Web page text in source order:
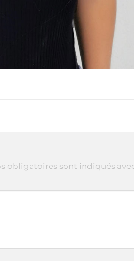
obligatoires sont indiqués